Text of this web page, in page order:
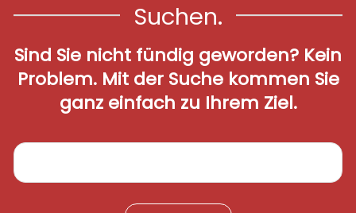
Kontakt
Suchen.
Sind Sie nicht fündig geworden? Kein
Problem. Mit der Suche kommen Sie
ganz einfach zu Ihrem Ziel.